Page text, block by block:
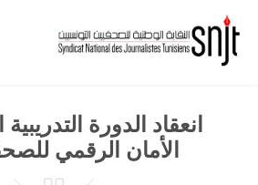
انعقاد الدورة
الأمان الرقمي